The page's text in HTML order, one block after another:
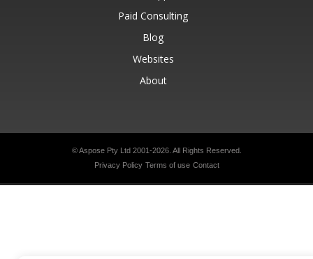
Paid Consulting
Blog
Websites
About
© Aspose Pty Ltd 2001-2026. All Rights Reserved.
Privacy Policy Terms of use Contact